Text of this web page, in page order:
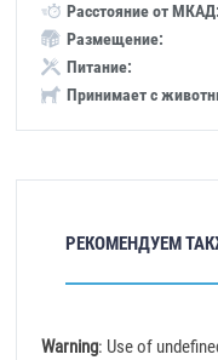
Расстояние от МКАД:
Размещение:
Питание:
Принимает с
РЕКОМЕНДУЕМ
Warning: Use of